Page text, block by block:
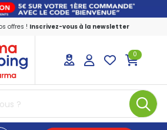
offres ! Inscrivez-vous à la newsletter
Votre pharmacie en
0